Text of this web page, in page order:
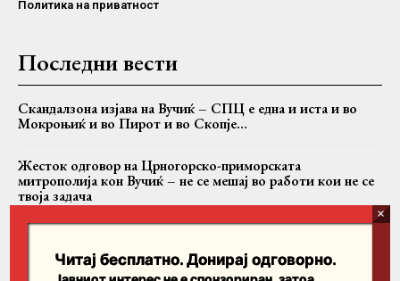
Политика на приватност
Последни вести
Скандалзона изјава на Вучиќ – СПЦ е една и иста и во
Мокроњиќ и во Пирот и во Скопје…
Жесток одговор на Црногорско-приморската
митрополија кон Вучиќ – не се мешај во работи кои не се
твоја задача
или само со критичарот?
Читај бесплатно. Донирај одговорно.